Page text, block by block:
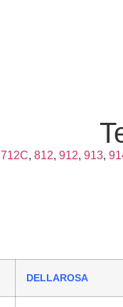
712C, 812, 912, 913,
DELLAROSA